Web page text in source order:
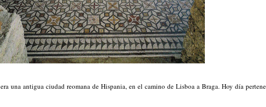
era una antigua ciudad reomana de Hispania, en el camino de Lisboa a Braga. Hoy día